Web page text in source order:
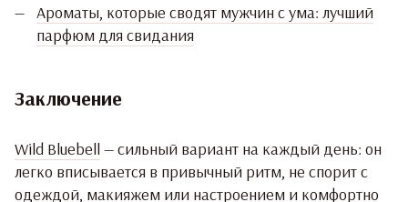
Ароматы, которые сводят мужчин с ума: лучший
парфюм для свидания
Заключение
Wild Bluebell— сильный вариант на каждый день: он
легко вписывается в привычный ритм, не спорит с
одеждой, макияжем или настроением и комфортно